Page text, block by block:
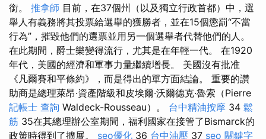
銜。 推拿師 目前，在37個州（以及獨立行政首都）中，選
舉人有義務將其投票給選舉的獲勝者，並在15個懲罰“不當
行為”，摧毀他們的選票並用另一個選舉者代替他們的人。
在此期間，爵士樂變得流行，尤其是在年輕一代。 在1920
年代，美國的經濟和軍事力量繼續增長。 美國沒有批准
《凡爾賽和平條約》，而是得出的單方面結論。 重要的讚
助商是總理萊昂·資產階級和皮埃爾·沃爾德克·魯索（Pierre
記帳士 查詢 Waldeck-Rousseau）。 台中精油按摩 34 鬆
筋 35在其總理辦公室期間，福利國家在接管了Bismarck的
政策時得到了擴展。 seo優化 36 台中油壓 37 seo 關鍵字